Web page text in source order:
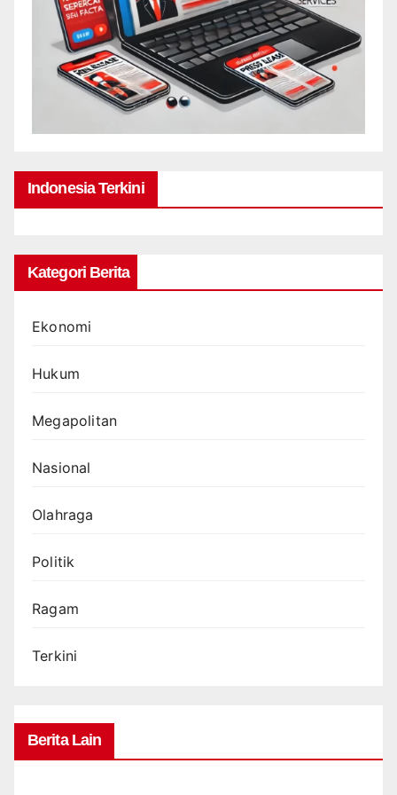
Indonesia Terkini
Kategori Berita
Ekonomi
Hukum
Megapolitan
Nasional
Olahraga
Politik
Ragam
Terkini
Berita Lain